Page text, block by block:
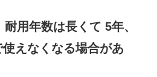
耐用年数は長くて 5年、
えなくなる場合があ